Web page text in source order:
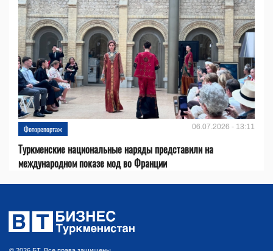
Фоторепортаж 06.07.2026 - 13:11
Туркменские национальные наряды представили на
международном показе мод во Франции